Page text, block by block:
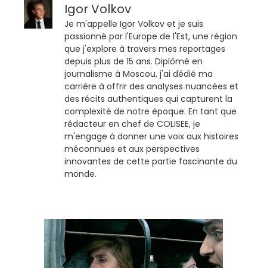
Igor Volkov
Je m'appelle Igor Volkov et je suis
passionné par l'Europe de l'Est, une région
que j'explore à travers mes reportages
depuis plus de 15 ans. Diplômé en
journalisme à Moscou, j'ai dédié ma
carrière à offrir des analyses nuancées et
des récits authentiques qui capturent la
complexité de notre époque. En tant que
rédacteur en chef de COLISEE, je
m'engage à donner une voix aux histoires
méconnues et aux perspectives
innovantes de cette partie fascinante du
monde.